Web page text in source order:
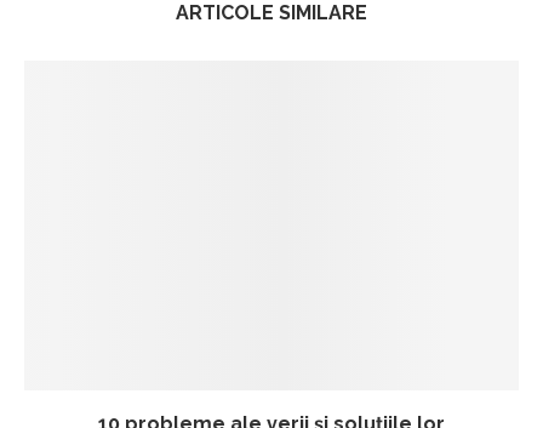
ARTICOLE SIMILARE